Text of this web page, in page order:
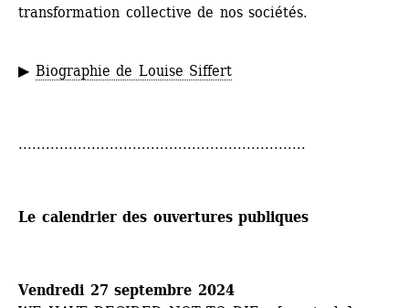
transformation collective de nos sociétés.
▶ Biographie de Louise Siffert
...............................................................
Le calendrier des ouvertures publiques
Vendredi 27 septembre 2024